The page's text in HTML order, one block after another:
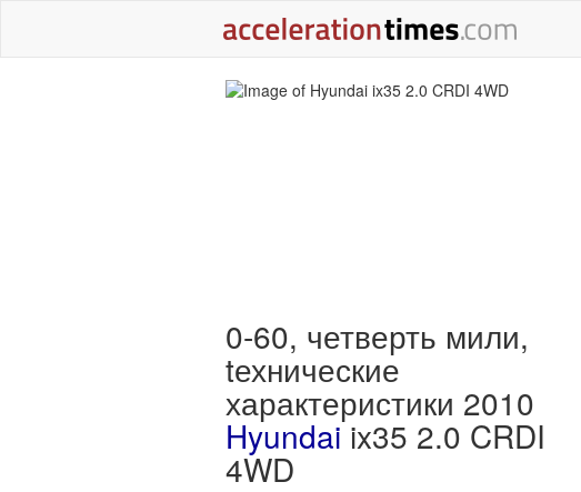
0-60, четверть мили,
tехнические
характеристики 2010
Hyundaiix35 2.0 CRDI
4WD